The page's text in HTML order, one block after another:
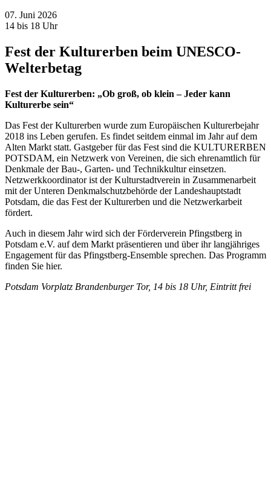
07. Juni 2026
14 bis 18 Uhr
Fest der Kulturerben beim UNESCO-
Welterbetag
Fest der Kulturerben: „Ob groß, ob klein – Jeder kann
Kulturerbe sein“
Das Fest der Kulturerben wurde zum Europäischen Kulturerbejahr
2018 ins Leben gerufen. Es findet seitdem einmal im Jahr auf dem
Alten Markt statt. Gastgeber für das Fest sind die KULTURERBEN
POTSDAM, ein Netzwerk von Vereinen, die sich ehrenamtlich für
Denkmale der Bau-, Garten- und Technikkultur einsetzen.
Netzwerkkoordinator ist der Kulturstadtverein in Zusammenarbeit
mit der Unteren Denkmalschutzbehörde der Landeshauptstadt
Potsdam, die das Fest der Kulturerben und die Netzwerkarbeit
fördert.
Auch in diesem Jahr wird sich der Förderverein Pfingstberg in
Potsdam e.V. auf dem Markt präsentieren und über ihr langjähriges
Engagement für das Pfingstberg-Ensemble sprechen. Das Programm
finden Sie hier.
Potsdam Vorplatz Brandenburger Tor, 14 bis 18 Uhr, Eintritt frei